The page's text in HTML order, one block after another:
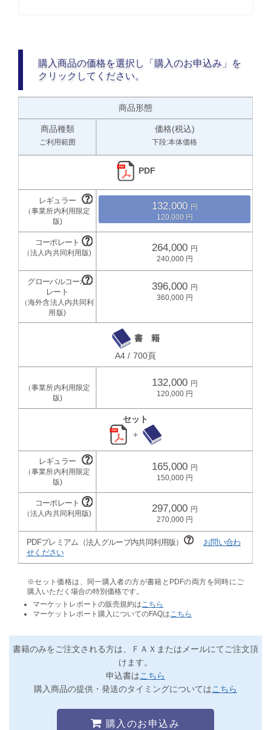
購入商品の価格を選択し「購入のお申込み」を
クリックしてください。
商品形態
商品種類
ご利用範囲
価格(税込)
下段:本体価格
PDF
132,000
120,000
264,000
240,000
396,000
360,000
書 籍
A4 / 700頁
132,000
120,000
セット
＋
165,000
150,000
297,000
270,000
PDFプレミアム（法人グループ内共同利用版）
お問い合わ
せください
※セット価格は、同一購入者の方が書籍とPDFの両方を同時にご
購入いただく場合の特別価格です。
マーケットレポートの販売規約は こちら
マーケットレポート購入についてのFAQは こちら
書籍のみをご注文される方は、ＦＡＸまたはメールにてご注文頂
けます。
申込書はこちら
購入商品の提供・発送のタイミングについてはこちら
購入のお申込み